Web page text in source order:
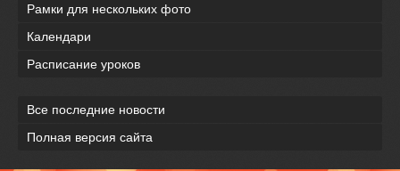
Рамки для нескольких фото
Календари
Расписание уроков
Все последние новости
Полная версия сайта